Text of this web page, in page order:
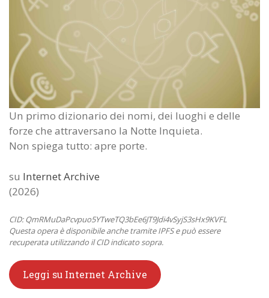
Un primo dizionario dei nomi, dei luoghi e delle
forze che attraversano la Notte Inquieta.
Non spiega tutto: apre porte.
su Internet Archive
(2026)
CID: QmRMuDaPcvpuo5YTweTQ3bEe6JT9Jdi4vSyjS3sHx9KVFL
Questa opera è disponibile anche tramite IPFS e può essere
recuperata utilizzando il CID indicato sopra.
Leggi su Internet Archive